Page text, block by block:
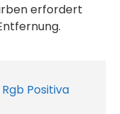
erfordert